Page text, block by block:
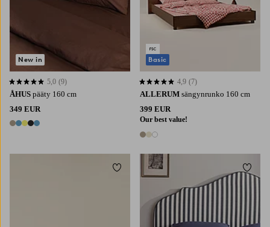
ÅHUS pääty 160 cm
349 EUR
5 värejä
5,0 perustuen 9 arvosanaan
5,0 (9)
New in
ALLERUM sängynrunko 160 cm
399 EUR
Our best value!
3 värejä
4,9 perustuen 7 arvosanaan
4,9 (7)
Basic
Lisää suosikkeihin Lisää